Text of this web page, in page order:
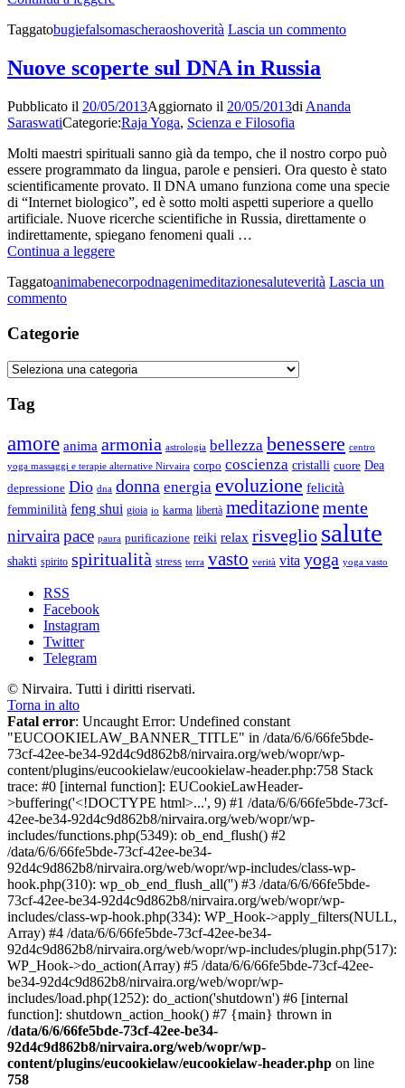
l’Autenticità
Taggatobugiefalsomascheraoshoverità Lascia un commentosu
Nuove scoperte sul DNA in Russia
Pubblicato il 20/05/2013Aggiornato il 20/05/2013di Ananda
SaraswatiCategorie:Raja Yoga, Scienza e Filosofia
Molti maestri spirituali sanno già da tempo, che il nostro corpo può
essere programmato da lingua, parole e pensieri. Ora questo è stato
scientificamente provato. Il DNA umano funziona come una specie
di “Internet biologico”, ed è sotto molti aspetti superiore a quello
artificiale. Nuove ricerche scientifiche in Russia, direttamente o
indirettamente, spiegano fenomeni quali …
Continua a leggereNuove
sul
Taggatoanimabenecorpodnagenimeditazionesaluteverità Lascia un
commentosu
scoperte
DNA
in
Categorie
Categorie
Tag
amore anima armonia astrologia bellezza benessere centro
yoga massaggi e terapie alternative Nirvaira corpo coscienza cristalli cuore Dea
depressione Dio dna donna energia evoluzione felicità
femminilità feng shui gioia io karma libertà meditazionemente
nirvairapace paura purificazione reiki relax risveglio salute
shakti spirito spiritualità stress terra vasto verità vita yoga yoga vasto
RSS
Facebook
Instagram
Twitter
Telegram
© Nirvaira. Tutti i diritti riservati.
Torna in alto
Fatal error: Uncaught Error: Undefined constant
"EUCOOKIELAW_BANNER_TITLE" in /data/6/6/66fe5bde-
73cf-42ee-be34-92d4c9d862b8/nirvaira.org/web/wopr/wp-
content/plugins/eucookielaw/eucookielaw-header.php:758 Stack
trace: #0 [internal function]: EUCookieLawHeader-
>buffering('<!DOCTYPE html>...', 9) #1 /data/6/6/66fe5bde-73cf-
42ee-be34-92d4c9d862b8/nirvaira.org/web/wopr/wp-
includes/functions.php(5349): ob_end_flush() #2
/data/6/6/66fe5bde-73cf-42ee-be34-
92d4c9d862b8/nirvaira.org/web/wopr/wp-includes/class-wp-
hook.php(310): wp_ob_end_flush_all('') #3 /data/6/6/66fe5bde-
73cf-42ee-be34-92d4c9d862b8/nirvaira.org/web/wopr/wp-
includes/class-wp-hook.php(334): WP_Hook->apply_filters(NULL,
Array) #4 /data/6/6/66fe5bde-73cf-42ee-be34-
92d4c9d862b8/nirvaira.org/web/wopr/wp-includes/plugin.php(517):
WP_Hook->do_action(Array) #5 /data/6/6/66fe5bde-73cf-42ee-
be34-92d4c9d862b8/nirvaira.org/web/wopr/wp-
includes/load.php(1252): do_action('shutdown') #6 [internal
function]: shutdown_action_hook() #7 {main} thrown in
/data/6/6/66fe5bde-73cf-42ee-be34-
92d4c9d862b8/nirvaira.org/web/wopr/wp-
content/plugins/eucookielaw/eucookielaw-header.php on line
758